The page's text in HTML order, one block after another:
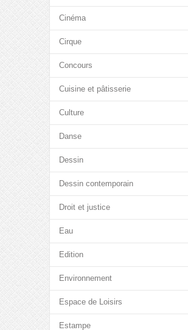
Cinéma
Cirque
Concours
Cuisine et pâtisserie
Culture
Danse
Dessin
Dessin contemporain
Droit et justice
Eau
Edition
Environnement
Espace de Loisirs
Estampe